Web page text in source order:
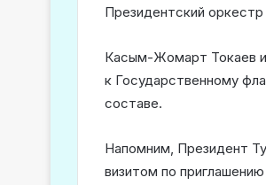
Президентский
Касым-Жомарт Токаев
к Государственному
составе.
Напомним, Президент
визитом по